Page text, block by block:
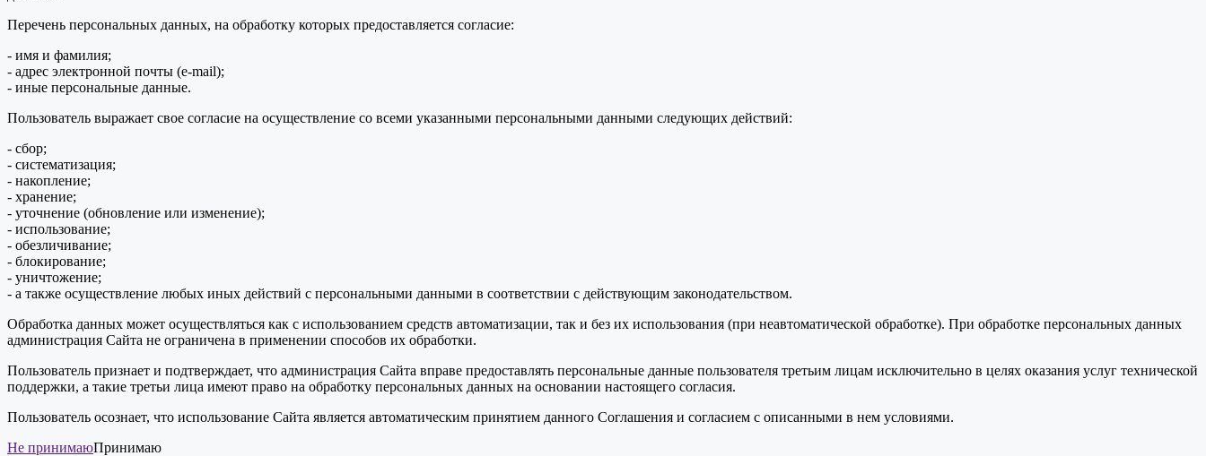
Перечень персональных данных, на обработку которых предоставляется согласие:
- имя и фамилия;
- адрес электронной почты (e-mail);
- иные персональные данные.
Пользователь выражает свое согласие на осуществление со всеми указанными персональными данными следующих действий:
- сбор;
- систематизация;
- накопление;
- хранение;
- уточнение (обновление или изменение);
- использование;
- обезличивание;
- блокирование;
- уничтожение;
- а также осуществление любых иных действий с персональными данными в соответствии с действующим законодательством.
Обработка данных может осуществляться как с использованием средств автоматизации, так и без их использования (при неавтоматической обработке). При обработке персональных данных
администрация Сайта не ограничена в применении способов их обработки.
Пользователь признает и подтверждает, что администрация Сайта вправе предоставлять персональные данные пользователя третьим лицам исключительно в целях оказания услуг технической
поддержки, а такие третьи лица имеют право на обработку персональных данных на основании настоящего согласия.
Пользователь осознает, что использование Сайта является автоматическим принятием данного Соглашения и согласием с описанными в нем условиями.
Не принимаюПринимаю